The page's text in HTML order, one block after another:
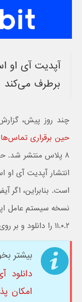
برطرف می‌کند
چند روز پیش،
حین برقراری
۸ پلاس منتشر شد.
است. بنابراین، اگر
نسخه سیستم عامل
۱۱.۰.۲ را دانلود و بر روی اسمارت فون خود نصب کنید.
بیشتر